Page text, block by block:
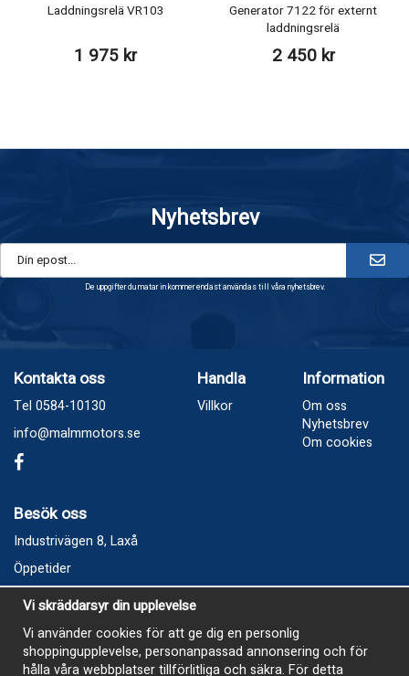
Laddningsrelä VR103
1 975 kr
Generator 7122 för externt
laddningsrelä
2 450 kr
Nyhetsbrev
De uppgifter du matar in kommer endast användas till våra nyhetsbrev.
Kontakta oss
Tel 0584-10130
info@malmmotors.se
Handla
Villkor
Information
Om oss
Nyhetsbrev
Om cookies
Besök oss
Industrivägen 8, Laxå
Öppetider
Vecka 32
Måndag kl 9-12, kl 13 - 15
Onsdag kl 9-12, kl 13 - 15
Tisdag, Tordag och Fredag stängt
Vi skräddarsyr din upplevelse
Vi använder cookies för att ge dig en personlig
shoppingupplevelse, personanpassad annonsering och för
hålla våra webbplatser tillförlitliga och säkra. För detta